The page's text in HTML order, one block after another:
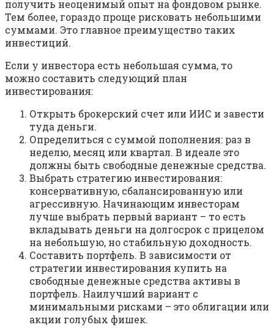
получить неоценимый опыт на фондовом рынке.
Тем более, гораздо проще рисковать небольшими
суммами. Это главное преимущество таких
инвестиций.
Если у инвестора есть небольшая сумма, то
можно составить следующий план
инвестирования:
Открыть брокерский счет или ИИС и завести
туда деньги.
Определиться с суммой пополнения: раз в
неделю, месяц или квартал. В идеале это
должны быть свободные денежные средства.
Выбрать стратегию инвестирования:
консервативную, сбалансированную или
агрессивную. Начинающим инвесторам
лучше выбрать первый вариант – то есть
вкладывать деньги на долгосрок с прицелом
на небольшую, но стабильную доходность.
Составить портфель. В зависимости от
стратегии инвестирования купить на
свободные денежные средства активы в
портфель. Наилучший вариант с
минимальными рисками – это облигации или
акции голубых фишек.